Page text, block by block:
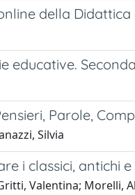
della
educative.
Parole,
Silvia
i classici, antichi
Valentina; Morelli,